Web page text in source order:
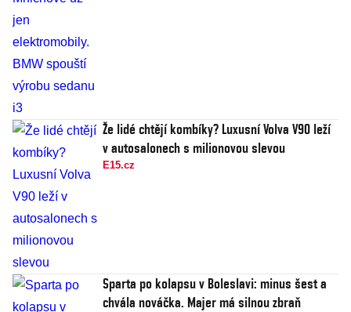
Že lidé chtějí kombíky? Luxusní Volva V90 leží
v autosalonech s milionovou slevou
E15.cz
Sparta po kolapsu v Boleslavi: minus šest a
chvála nováčka. Majer má silnou zbraň